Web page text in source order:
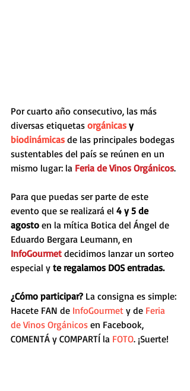
Por cuarto año consecutivo, las más
diversas etiquetas orgánicas y
biodinámicas de las principales bodegas
sustentables del país se reúnen en un
mismo lugar: la Feria de Vinos Orgánicos.
Para que puedas ser parte de este
evento que se realizará el 4 y 5 de
agosto en la mítica Botica del Ángel de
Eduardo Bergara Leumann, en
InfoGourmet decidimos lanzar un sorteo
especial y te regalamos DOS entradas.
¿Cómo participar? La consigna es simple:
Hacete FAN de InfoGourmet y de Feria
de Vinos Orgánicos en Facebook,
COMENTÁ y COMPARTÍ la FOTO. ¡Suerte!